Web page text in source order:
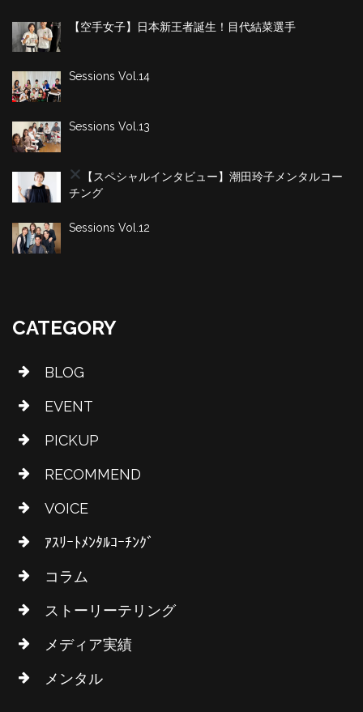
【空手女子】日本新王者誕生！目代結菜選手
Sessions Vol.14
Sessions Vol.13
【スペシャルインタビュー】潮田玲子メンタルコー
チング
Sessions Vol.12
CATEGORY
BLOG
EVENT
PICKUP
RECOMMEND
VOICE
ｱｽﾘｰﾄﾒﾝﾀﾙｺｰﾁﾝｸﾞ
コラム
ストーリーテリング
メディア実績
メンタル